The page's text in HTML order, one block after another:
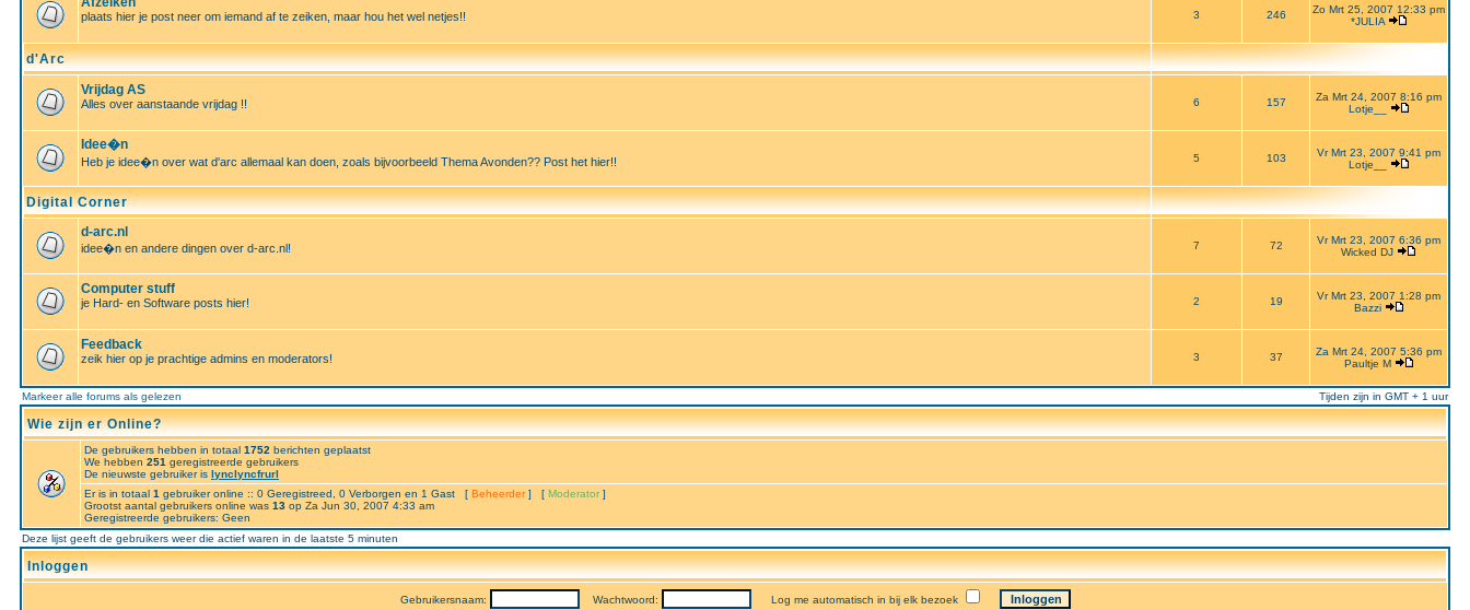
plaats hier je post neer om iemand af te zeiken, maar hou het wel netjes!! 3 246
Zo Mrt 25, 2007 12:33 pm
*JULIA
d'Arc
Vrijdag AS
Alles over aanstaande vrijdag !! 6 157
Za Mrt 24, 2007 8:16 pm
Lotje__
Idee�n
Heb je idee�n over wat d'arc allemaal kan doen, zoals bijvoorbeeld Thema Avonden?? Post het hier!! 5 103
Vr Mrt 23, 2007 9:41 pm
Lotje__
Digital Corner
d-arc.nl
idee�n en andere dingen over d-arc.nl! 7 72
Vr Mrt 23, 2007 6:36 pm
Wicked DJ
Computer stuff
je Hard- en Software posts hier! 2 19
Vr Mrt 23, 2007 1:28 pm
Bazzi
Feedback
zeik hier op je prachtige admins en moderators! 3 37
Za Mrt 24, 2007 5:36 pm
Paultje M
Markeer alle forums als gelezen Tijden zijn in GMT + 1 uur
Wie zijn er Online?
De gebruikers hebben in totaal 1752 berichten geplaatst
We hebben 251 geregistreerde gebruikers
De nieuwste gebruiker is lynclyncfrurl
Er is in totaal 1 gebruiker online :: 0 Geregistreed, 0 Verborgen en 1 Gast [ Beheerder ] [ Moderator ]
Grootst aantal gebruikers online was 13 op Za Jun 30, 2007 4:33 am
Geregistreerde gebruikers: Geen
Deze lijst geeft de gebruikers weer die actief waren in de laatste 5 minuten
Inloggen
Gebruikersnaam: Wachtwoord: Log me automatisch in bij elk bezoek